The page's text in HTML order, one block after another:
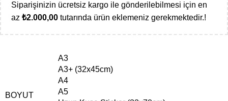
Siparişinizin ücretsiz kargo ile gönderilebilmesi için en
az ₺2.000,00 tutarında ürün eklemeniz gerekmektedir.!
BOYUT
A3
A3+ (32x45cm)
A4
A5